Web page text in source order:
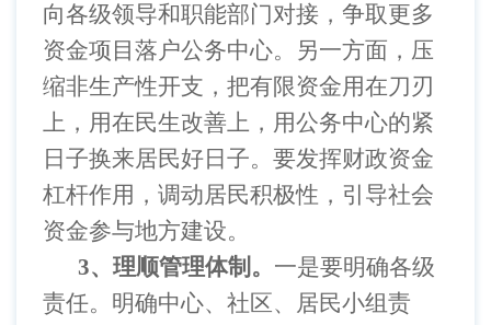
向各级领导和职能部门对接，争取更多
资金项目落户公务中心。另一方面，压
缩非生产性开支，把有限资金用在刀刃
上，用在民生改善上，用公务中心的紧
日子换来居民好日子。要发挥财政资金
杠杆作用，调动居民积极性，引导社会
资金参与地方建设。
3、理顺管理体制。 一是要明确各级
责任。明确中心、社区、居民小组责